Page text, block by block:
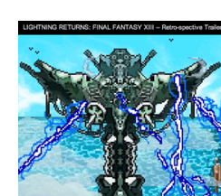
ちょっと気になるネットの話題